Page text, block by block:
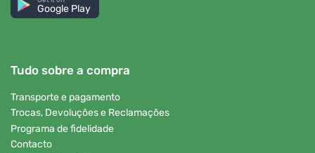
Google Play
Tudo sobre a compra
Transporte e pagamento
Trocas, Devoluções e Reclamações
Programa de fidelidade
Contacto